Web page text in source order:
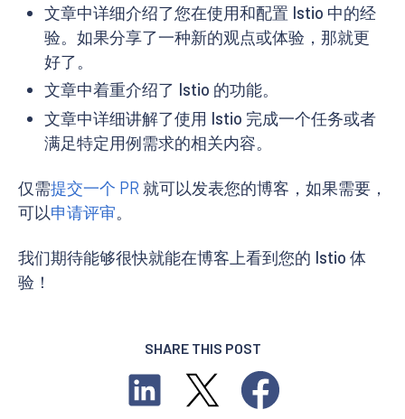
文章中详细介绍了您在使用和配置 Istio 中的经
验。如果分享了一种新的观点或体验，那就更
好了。
文章中着重介绍了 Istio 的功能。
文章中详细讲解了使用 Istio 完成一个任务或者
满足特定用例需求的相关内容。
仅需提交一个 PR 就可以发表您的博客，如果需要，
可以申请评审。
我们期待能够很快就能在博客上看到您的 Istio 体
验！
SHARE THIS POST